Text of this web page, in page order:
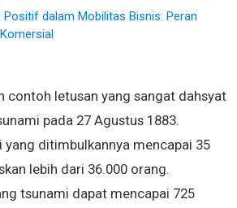
Positif dalam Mobilitas Bisnis: Peran
contoh letusan yang sangat dahsyat
pada 27 Agustus 1883.
yang ditimbulkannya mencapai 35
lebih dari 36.000 orang.
tsunami dapat mencapai 725